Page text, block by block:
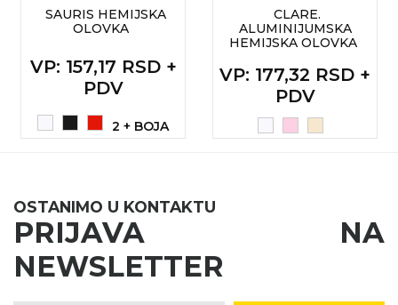
SAURIS HEMIJSKA
OLOVKA
VP: 157,17 RSD +
PDV
2 + BOJA
CLARE.
ALUMINIJUMSKA
HEMIJSKA OLOVKA
VP: 177,32 RSD +
PDV
OSTANIMO U KONTAKTU
PRIJAVA NA
NEWSLETTER